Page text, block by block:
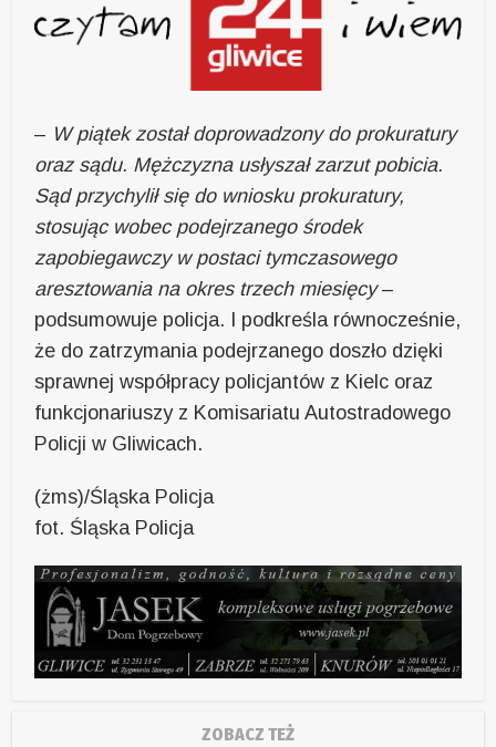
– W piątek został doprowadzony do prokuratury
oraz sądu. Mężczyzna usłyszał zarzut pobicia.
Sąd przychylił się do wniosku prokuratury,
stosując wobec podejrzanego środek
zapobiegawczy w postaci tymczasowego
aresztowania na okres trzech miesięcy–
podsumowuje policja. I podkreśla równocześnie,
że do zatrzymania podejrzanego doszło dzięki
sprawnej współpracy policjantów z Kielc oraz
funkcjonariuszy z Komisariatu Autostradowego
Policji w Gliwicach.
(żms)/Śląska Policja
fot. Śląska Policja
ZOBACZ TEŻ